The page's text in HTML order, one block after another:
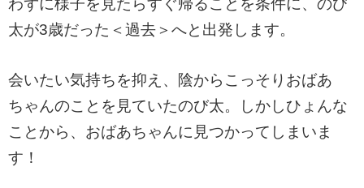
太が3歳だった＜過去＞へと出発します。
会いたい気持ちを抑え、陰からこっそりおばあ
ちゃんのことを見ていたのび太。しかしひょんな
ことから、おばあちゃんに見つかってしまいま
す！